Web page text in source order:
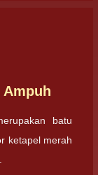
Ampuh
batu
ketapel merah